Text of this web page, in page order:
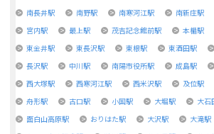
南長井駅
南野駅 南寒河江駅 南新庄駅
宮内駅
最上駅 茂吉記念館前駅 本楯駅
東金井駅
東長沢駅 東根駅 東酒田駅
長沢駅
中川駅 南陽市役所駅 成島駅
西大塚駅
西寒河江駅 西米沢駅 及位駅
舟形駅
古口駅 小国駅 大堀駅 大石
面白山高原駅
おりはた駅 大沢駅 大滝駅